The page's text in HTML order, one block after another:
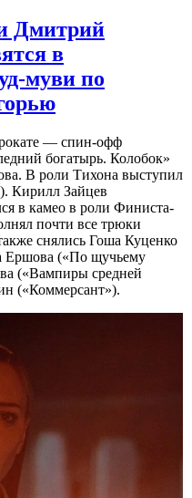
Дмитрий
в
муви по
— спин-офф
богатырь. Колобок»
В роли Тихона выступил
Кирилл Зайцев
в камео в роли Финиста-
почти все трюки
снялись Гоша Куценко
Ершова («По щучьему
(«Вампиры средней
(«Коммерсант»).